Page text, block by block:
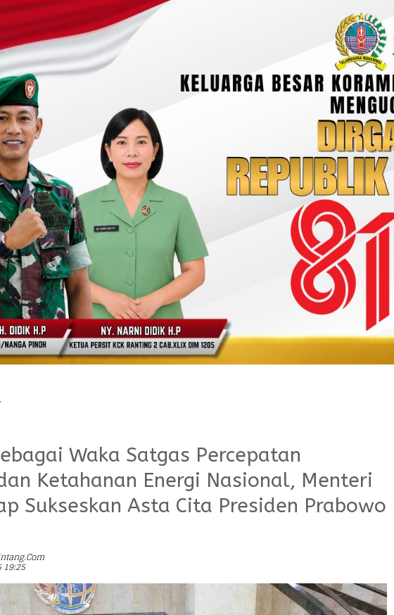
Waka Satgas Percepatan
Ketahanan Energi Nasional, Menteri
Sukseskan Asta Cita Presiden Prabowo
19:25